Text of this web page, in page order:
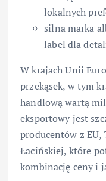
lokalnych
silna marka
label dla
W krajach Unii
przekąsek, w tym
handlową wartą
eksportowy jest
producentów z
Łacińskiej, które
kombinację ceny i